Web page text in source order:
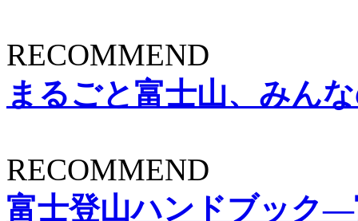
RECOMMEND
まるごと富士山、みん
RECOMMEND
富士登山ハンドブック